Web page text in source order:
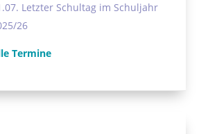
Letzter Schultag im Schuljahr
26
Termine